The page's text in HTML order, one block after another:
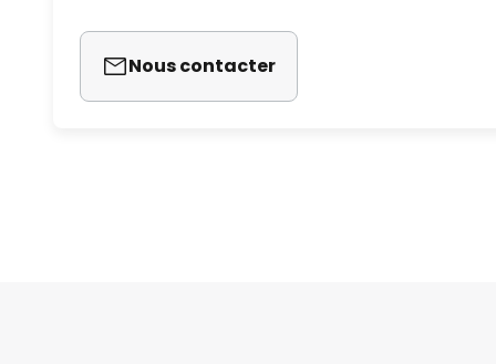
Nous contacter